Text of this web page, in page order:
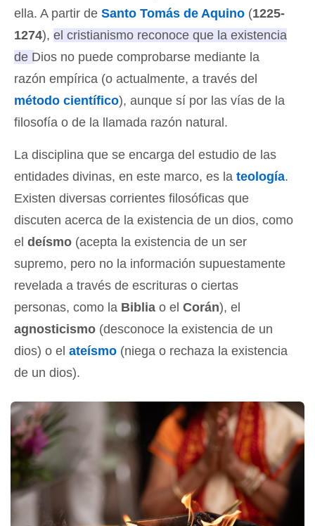
ella. A partir de Santo Tomás de Aquino (1225-
1274), el cristianismo reconoce que la existencia
de Dios no puede comprobarse mediante la
razón empírica (o actualmente, a través del
método científico), aunque sí por las vías de la
filosofía o de la llamada razón natural.
La disciplina que se encarga del estudio de las
entidades divinas, en este marco, es la teología.
Existen diversas corrientes filosóficas que
discuten acerca de la existencia de un dios, como
el deísmo (acepta la existencia de un ser
supremo, pero no la información supuestamente
revelada a través de escrituras o ciertas
personas, como la Biblia o el Corán), el
agnosticismo (desconoce la existencia de un
dios) o el ateísmo (niega o rechaza la existencia
de un dios).